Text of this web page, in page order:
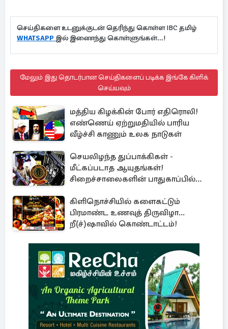
செய்திகளை உடனுக்குடன் தெரிந்து கொள்ள IBC தமிழ்
WHATSAPP இல் இணைந்து கொள்ளுங்கள்...!
மேலும் இது தொடர்பான செய்திகளைப் படிக்க இங்கே கிளிக்
செய்யவும்
மத்திய கிழக்கின் போர் எதிரொலி!
எண்ணெய் ஏற்றுமதியில் பாரிய
வீழ்ச்சி காணும் உலக நாடுகள்
செயலிழந்த துப்பாக்கிகள் -
மீட்கப்படாத ஆயுதங்கள்!
சிறைச்சாலைகளின் பாதுகாப்பில்
கிளிநொச்சியில் களைகட்டும்
பிரமாண்ட உணவுத் திருவிழா...
றீ(ச்)ஷாவில் கொண்டாட்டம்!